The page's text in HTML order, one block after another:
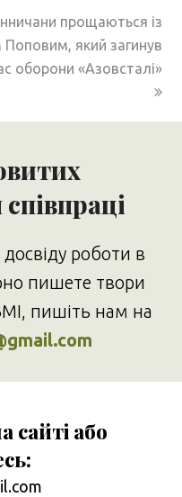
прощаються із
Поповим, який загинув
оборони «Азовсталі»
роботи в
пишете твори
пишіть нам на
сайті або